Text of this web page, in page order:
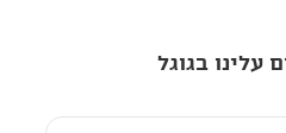
עלינו בגוגל